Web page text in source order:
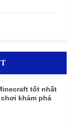
tốt nhất
khám phá